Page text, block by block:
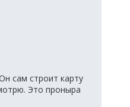
сам строит карту
Это проныра